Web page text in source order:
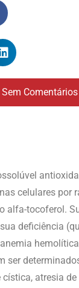
Sem Comentários
celulares por
alfa-tocoferol.
deficiência
ser
atresia